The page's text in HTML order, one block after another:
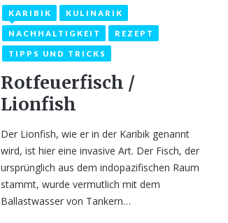
28. März 2021
KARIBIK KULINARIK
NACHHALTIGKEIT REZEPT
TIPPS UND TRICKS
Rotfeuerfisch /
Lionfish
Der Lionfish, wie er in der Karibik genannt
wird, ist hier eine invasive Art. Der Fisch, der
ursprünglich aus dem indopazifischen Raum
stammt, wurde vermutlich mit dem
Ballastwasser von Tankern…